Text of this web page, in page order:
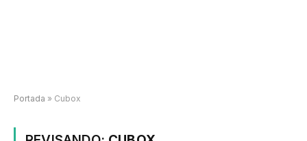
Portada » Cubox